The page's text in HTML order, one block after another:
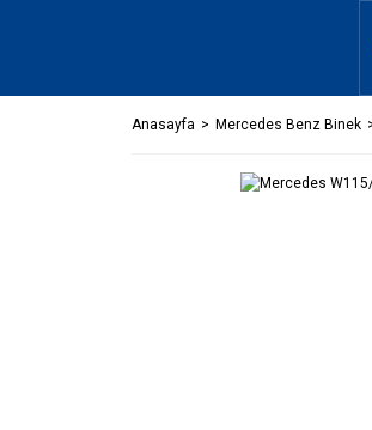
Anasayfa Mercedes Benz Binek